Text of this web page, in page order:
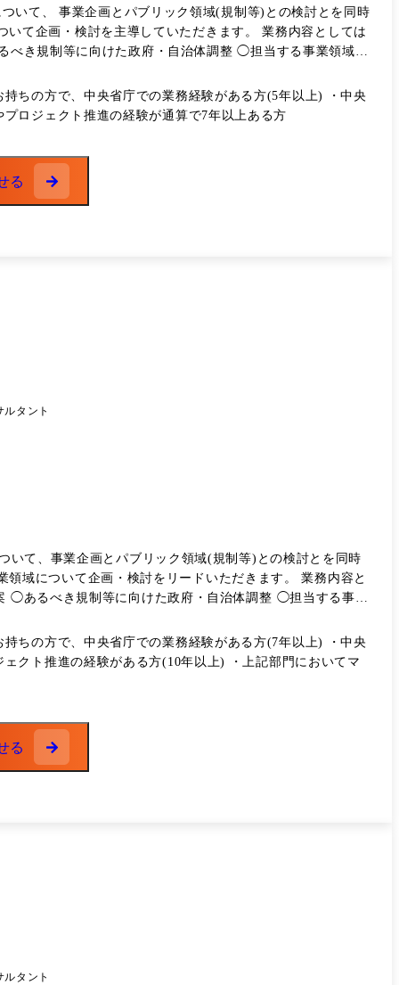
いて、 事業企画とパブリック領域(規制等)との検討とを同時
き規制等に向けた政府・自治体調整 ◯担当する事業領域お
メントをお願いしたい。 ●組織情報 社長直下
ちの方で、中央省庁での業務経験がある方(5年以上) ・中央
ロジェクト推進の経験が通算で7年以上ある方
る
ルタント
いて、事業企画とパブリック領域(規制等)との検討とを同時
◯あるべき規制等に向けた政府・自治体調整 ◯担当する事業
ちの方で、中央省庁での業務経験がある方(7年以上) ・中央
クト推進の経験がある方(10年以上) ・上記部門においてマ
る
ルタント